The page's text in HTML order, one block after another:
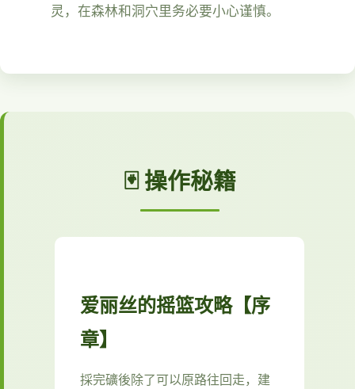
灵，在森林和洞穴里务必要小心谨慎。
🃏 操作秘籍
爱丽丝的摇篮攻略【序
章】
採完礦後除了可以原路往回走，建